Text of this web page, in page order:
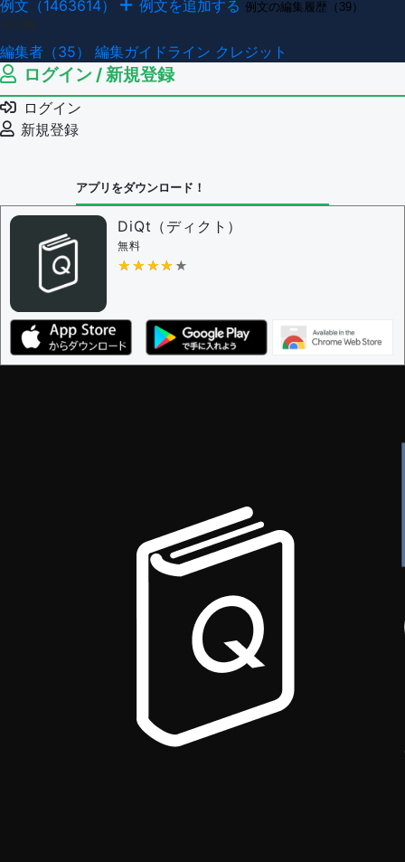
例文（1463614） 例文を追加する 例文の編集履歴（39）
編集者（35） 編集ガイドライン クレジット
ログイン / 新規登録
ログイン
新規登録
アプリをダウンロード！
DiQt（ディクト）
無料
★★★★★
★★★★★